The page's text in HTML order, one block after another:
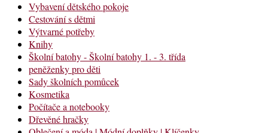
Vybavení dětského pokoje
Cestování s dětmi
Výtvarné potřeby
Knihy
Školní batohy - Školní batohy 1. - 3. třída
peněženky pro děti
Sady školních pomůcek
Kosmetika
Počítače a notebooky
Dřevěné hračky